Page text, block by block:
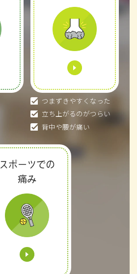
つまずきやすくなった
立ち上がるのがつらい
背中や腰が痛い
スポーツでの
痛み